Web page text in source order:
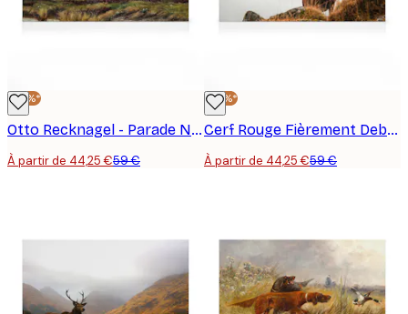
-25%*
Otto Recknagel - Parade Nuptiale du Tétras Lyre Toile
À partir de 44,25 €59 €
-25%*
Cerf Rouge Fièrement Debout Toile
À partir de 44,25 €59 €